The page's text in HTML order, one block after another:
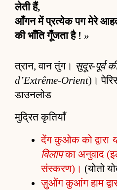
लेती हैं,
आँगन में प्रत्येक पग मेरे
की भाँति गूँजता है ! »
त्रान, वान तुंग। सुदूर-पूर्व
d’Extrême-Orient)।
डाउनलोड
मुद्रित कृतियाँ
देंग कुओक को द्वारा
विलापका अनुवाद
संस्करण)। (योतो
ज़ुओंग कुआंग हाम